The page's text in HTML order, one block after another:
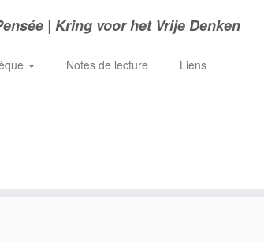
| Kring voor het Vrije Denken
Notes de lecture
Liens